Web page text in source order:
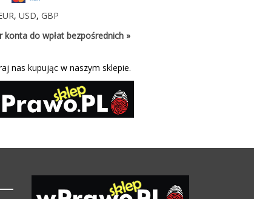
,USD,GBP
konta do wpłat bezpośrednich »
nas kupując w naszym sklepie.